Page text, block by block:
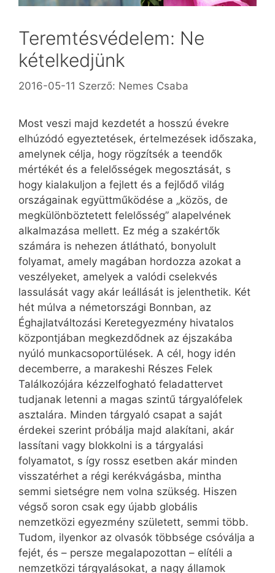
Teremtésvédelem: Ne
kételkedjünk
2016-05-11 Szerző: Nemes Csaba
Most veszi majd kezdetét a hosszú évekre
elhúzódó egyeztetések, értelmezések időszaka,
amelynek célja, hogy rögzítsék a teendők
mértékét és a felelősségek megosztását, s
hogy kialakuljon a fejlett és a fejlődő világ
országainak együttműködése a „közös, de
megkülönböztetett felelősség” alapelvének
alkalmazása mellett. Ez még a szakértők
számára is nehezen átlátható, bonyolult
folyamat, amely magában hordozza azokat a
veszélyeket, amelyek a valódi cselekvés
lassulását vagy akár leállását is jelenthetik. Két
hét múlva a németországi Bonnban, az
Éghajlatváltozási Keretegyezmény hivatalos
központjában megkezdődnek az éjszakába
nyúló munkacsoportülések. A cél, hogy idén
decemberre, a marakeshi Részes Felek
Találkozójára kézzelfogható feladattervet
tudjanak letenni a magas szintű tárgyalófelek
asztalára. Minden tárgyaló csapat a saját
érdekei szerint próbálja majd alakítani, akár
lassítani vagy blokkolni is a tárgyalási
folyamatot, s így rossz esetben akár minden
visszatérhet a régi kerékvágásba, mintha
semmi sietségre nem volna szükség. Hiszen
végső soron csak egy újabb globális
nemzetközi egyezmény született, semmi több.
Tudom, ilyenkor az olvasók többsége csóválja a
fejét, és – persze megalapozottan – elítéli a
nemzetközi tárgyalásokat, a nagy államok